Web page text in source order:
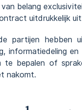
belang
uitdrukkelijk
partijen hebben
informatiedeling
te bepalen of
nakomt.